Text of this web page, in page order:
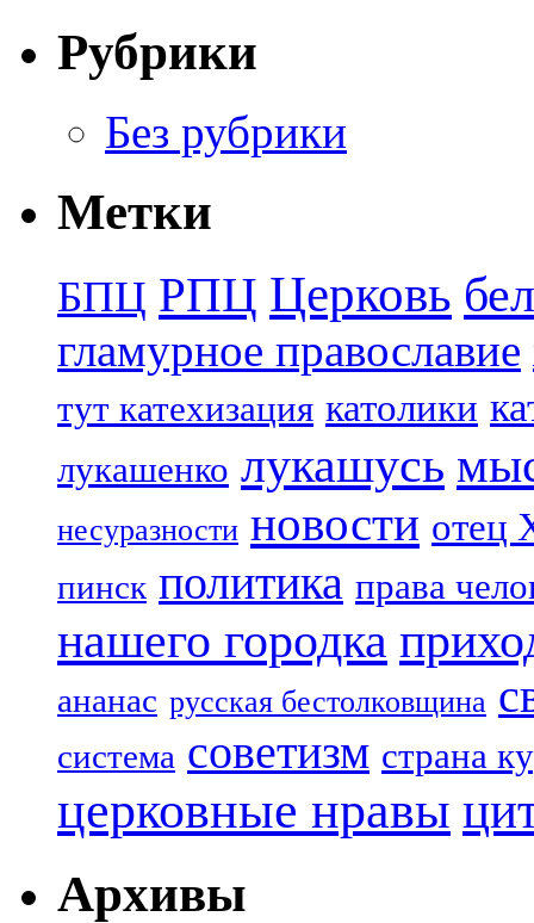
Рубрики
Без рубрики
Метки
БПЦ РПЦ Церковь
гламурное православие
тут катехизация католики
лукашенко лукашусь
несуразности новости отец
пинск политика права
нашего городка
ананас русская бестолковщина
система советизм страна
церковные нравы
Архивы